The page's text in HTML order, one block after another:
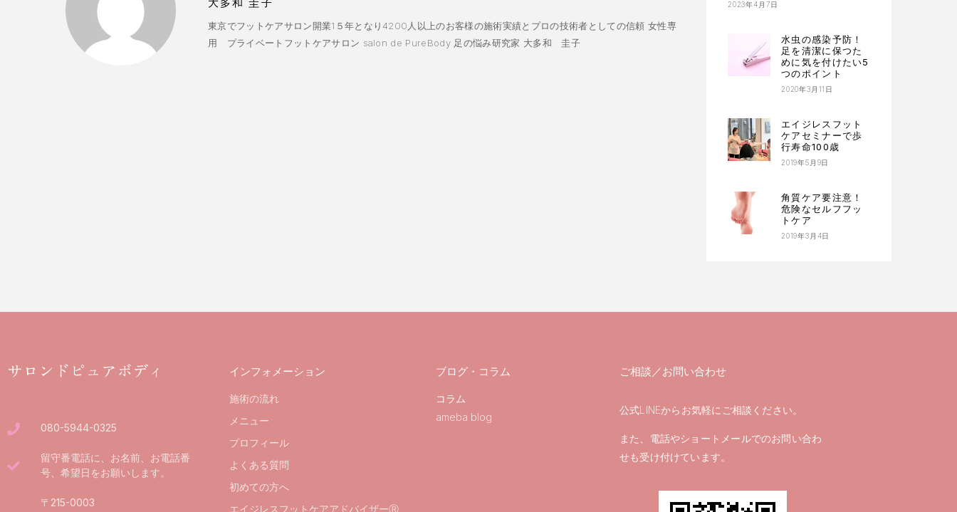
東京でフットケアサロン開業1５年となり4200人以上のお客様の施術実績とプロの技術者としての信頼 女性専
用 プライベートフットケアサロン salon de PureBody 足の悩み研究家 大多和 圭子
2023年4月7日
水虫の感染予防！
足を清潔に保つた
めに気を付けたい5
つのポイント
2020年3月11日
エイジレスフット
ケアセミナーで歩
行寿命100歳
2019年5月9日
角質ケア要注意！
危険なセルフフッ
トケア
2019年3月4日
サロンドピュアボディ
080-5944-0325
留守番電話に、お名前、お電話番
号、希望日をお願いします。
〒215-0003
インフォメーション
施術の流れ
メニュー
プロフィール
よくある質問
初めての方へ
エイジレスフットケアアドバイザーⓇ
ブログ・コラム
コラム
ameba blog
ご相談／お問い合わせ
公式LINEからお気軽にご相談ください。
また、電話やショートメールでのお問い合わ
せも受け付けています。